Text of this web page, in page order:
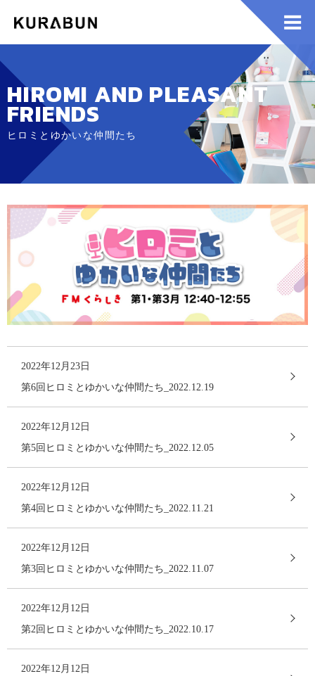
HIROMI AND PLEASANT
FRIENDS
ヒロミとゆかいな仲間たち
2022年12月23日
第6回ヒロミとゆかいな仲間たち_2022.12.19
2022年12月12日
第5回ヒロミとゆかいな仲間たち_2022.12.05
2022年12月12日
第4回ヒロミとゆかいな仲間たち_2022.11.21
2022年12月12日
第3回ヒロミとゆかいな仲間たち_2022.11.07
2022年12月12日
第2回ヒロミとゆかいな仲間たち_2022.10.17
2022年12月12日